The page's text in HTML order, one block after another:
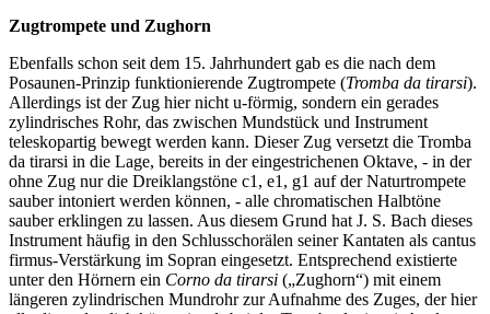
Zugtrompete und Zughorn
Ebenfalls schon seit dem 15. Jahrhundert gab es die nach dem
Posaunen-Prinzip funktionierende Zugtrompete (Tromba da tirarsi).
Allerdings ist der Zug hier nicht u-förmig, sondern ein gerades
zylindrisches Rohr, das zwischen Mundstück und Instrument
teleskopartig bewegt werden kann. Dieser Zug versetzt die Tromba
da tirarsi in die Lage, bereits in der eingestrichenen Oktave, - in der
ohne Zug nur die Dreiklangstöne c1, e1, g1 auf der Naturtrompete
sauber intoniert werden können, - alle chromatischen Halbtöne
sauber erklingen zu lassen. Aus diesem Grund hat J. S. Bach dieses
Instrument häufig in den Schlusschorälen seiner Kantaten als cantus
firmus-Verstärkung im Sopran eingesetzt. Entsprechend existierte
unter den Hörnern ein Corno da tirarsi („Zughorn“) mit einem
längeren zylindrischen Mundrohr zur Aufnahme des Zuges, der hier